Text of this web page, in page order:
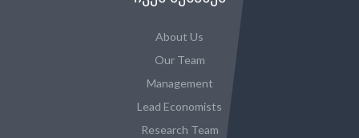
About Us
Our Team
Management
Lead Economists
Research Team